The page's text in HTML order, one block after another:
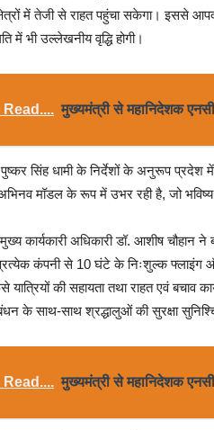
में तेजी से राहत पहुंचा सकेगा। इससे
में भी उल्लेखनीय वृद्धि होगी।
मुख्यमंत्री से महानिदेशक
सिंह धामी के निर्देशों के अनुरूप प्रदेश
मॉडल के रूप में उभर रही है, जो भविष्य
कार्यकारी अधिकारी डॉ. आशीष चौहान
प्रत्येक कंपनी से 10 घंटे के निःशुल्क फ्लाइंग
यात्रियों की सहायता तथा राहत एवं बचाव
के साथ-साथ श्रद्धालुओं की सुरक्षा
मुख्यमंत्री से महानिदेशक